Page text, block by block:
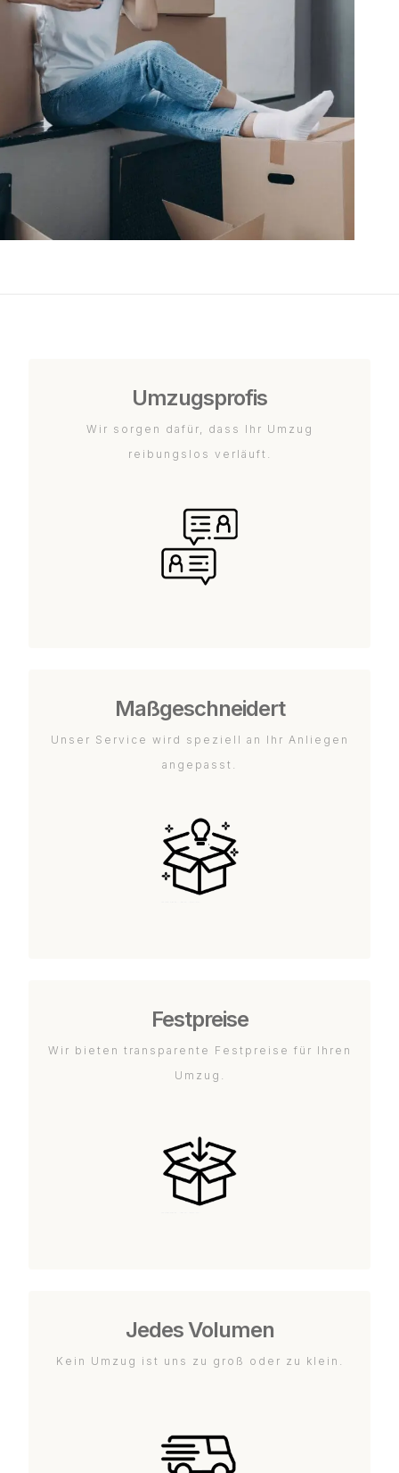
Umzugsprofis
Wir sorgen dafür, dass Ihr Umzug
reibungslos verläuft.
Maßgeschneidert
Unser Service wird speziell an Ihr Anliegen
angepasst.
Festpreise
Wir bieten transparente Festpreise für Ihren
Umzug.
Jedes Volumen
Kein Umzug ist uns zu groß oder zu klein.